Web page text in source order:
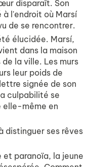
disparaît. Son
l'endroit où Marsí
de se rencontrer.
élucidée. Marsí,
dans la maison
la ville. Les murs
leur poids de
signée de son
culpabilité se
elle-même en
distinguer ses rêves
et paranoïa, la jeune